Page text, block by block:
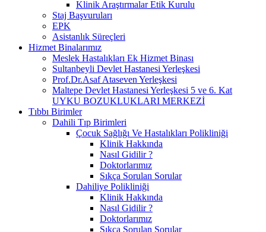
Klinik Araştırmalar Etik Kurulu
Staj Başvuruları
EPK
Asistanlık Süreçleri
Hizmet Binalarımız
Meslek Hastalıkları Ek Hizmet Binası
Sultanbeyli Devlet Hastanesi Yerleşkesi
Prof.Dr.Asaf Ataseven Yerleşkesi
Maltepe Devlet Hastanesi Yerleşkesi 5 ve 6. Kat
UYKU BOZUKLUKLARI MERKEZİ
Tıbbı Birimler
Dahili Tıp Birimleri
Çocuk Sağlığı Ve Hastalıkları Polikliniği
Klinik Hakkında
Nasıl Gidilir ?
Doktorlarımız
Sıkça Sorulan Sorular
Dahiliye Polikliniği
Klinik Hakkında
Nasıl Gidilir ?
Doktorlarımız
Sıkça Sorulan Sorular